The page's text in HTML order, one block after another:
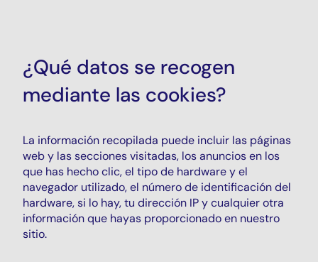
¿Qué datos se recogen
mediante las cookies?
La información recopilada puede incluir las páginas
web y las secciones visitadas, los anuncios en los
que has hecho clic, el tipo de hardware y el
navegador utilizado, el número de identificación del
hardware, si lo hay, tu dirección IP y cualquier otra
información que hayas proporcionado en nuestro
sitio.